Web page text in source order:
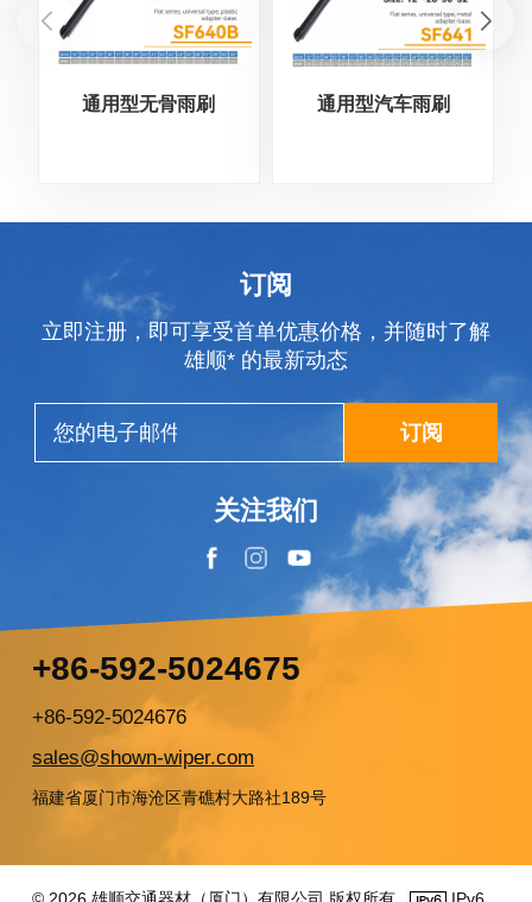
通用型无骨雨刷 通用型汽车雨刷
订阅
立即注册，即可享受首单优惠价格，并随时了解
雄顺* 的最新动态
订阅
关注我们
+86-592-5024675
+86-592-5024676
sales@shown-wiper.com
福建省厦门市海沧区青礁村大路社189号